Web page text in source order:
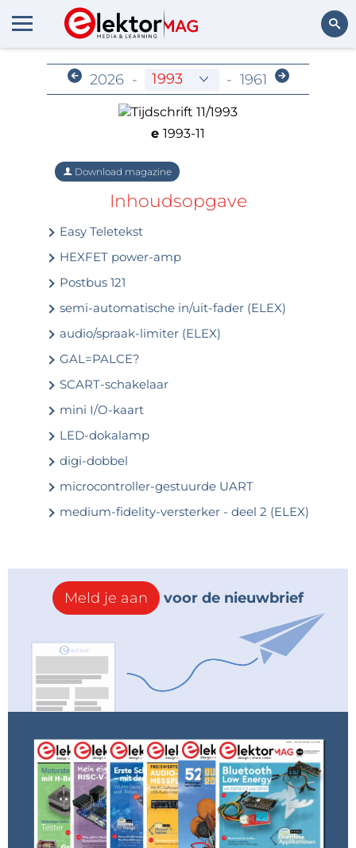
Zoeken
Archief voor leden
2026 - - 1961
e 1993-11
Download magazine
Inhoudsopgave
Easy Teletekst
HEXFET power-amp
Postbus 121
semi-automatische in/uit-fader (ELEX)
audio/spraak-limiter (ELEX)
GAL=PALCE?
SCART-schakelaar
mini I/O-kaart
LED-dokalamp
digi-dobbel
microcontroller-gestuurde UART
medium-fidelity-versterker - deel 2 (ELEX)
Meld je aan voor de nieuwbrief